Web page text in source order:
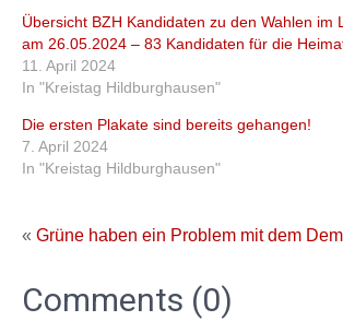
Übersicht BZH Kandidaten zu den Wahlen im
am 26.05.2024 – 83 Kandidaten für die
11. April 2024
In "Kreistag Hildburghausen"
Die ersten Plakate sind bereits gehangen!
7. April 2024
In "Kreistag Hildburghausen"
« Grüne haben ein Problem mit dem
Comments (0)